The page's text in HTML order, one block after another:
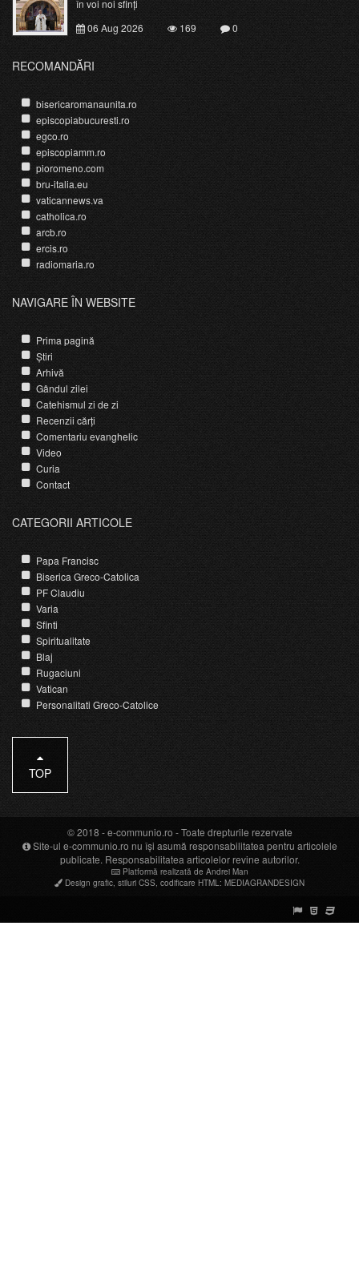
în voi noi sfinți
06 Aug 2026
169 0
RECOMANDĂRI
bisericaromanaunita.ro
episcopiabucuresti.ro
egco.ro
episcopiamm.ro
pioromeno.com
bru-italia.eu
vaticannews.va
catholica.ro
arcb.ro
ercis.ro
radiomaria.ro
NAVIGARE ÎN WEBSITE
Prima pagină
Știri
Arhivă
Gândul zilei
Catehismul zi de zi
Recenzii cărți
Comentariu evanghelic
Video
Curia
Contact
CATEGORII ARTICOLE
Papa Francisc
Biserica Greco-Catolica
PF Claudiu
Varia
Sfinti
Spiritualitate
Blaj
Rugaciuni
Vatican
Personalitati Greco-Catolice
TOP
© 2018 -e-communio.ro - Toate drepturile rezervate
Site-ul e-communio.ro nu își asumă responsabilitatea pentru articolele
publicate. Responsabilitatea articolelor revine autorilor.
Platformă realizată de Andrei Man
Design grafic, stiluri CSS, codificare HTML: MEDIAGRANDESIGN